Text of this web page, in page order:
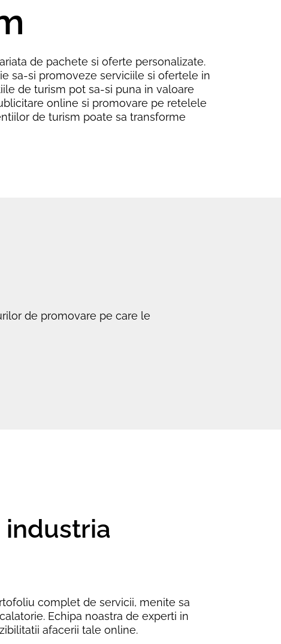
de pachete si oferte personalizate.
sa-si promoveze serviciile si ofertele in
de turism pot sa-si puna in valoare
online si promovare pe retelele
de turism poate sa transforme
de promovare pe care le
industria
complet de servicii, menite sa
Echipa noastra de experti in
afacerii tale online.